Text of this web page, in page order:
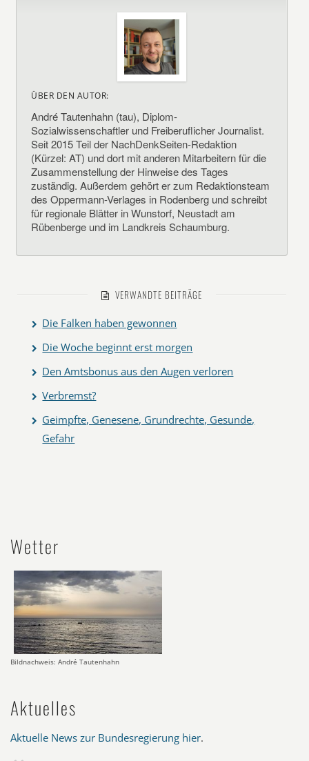
ÜBER DEN AUTOR:
André Tautenhahn (tau), Diplom-
Sozialwissenschaftler und Freiberuflicher Journalist.
Seit 2015 Teil der NachDenkSeiten-Redaktion
(Kürzel: AT) und dort mit anderen Mitarbeitern für die
Zusammenstellung der Hinweise des Tages
zuständig. Außerdem gehört er zum Redaktionsteam
des Oppermann-Verlages in Rodenberg und schreibt
für regionale Blätter in Wunstorf, Neustadt am
Rübenberge und im Landkreis Schaumburg.
VERWANDTE BEITRÄGE
Die Falken haben gewonnen
Die Woche beginnt erst morgen
Den Amtsbonus aus den Augen verloren
Verbremst?
Geimpfte, Genesene, Grundrechte, Gesunde,
Gefahr
Wetter
Bildnachweis: André Tautenhahn
Aktuelles
Aktuelle News zur Bundesregierung hier.